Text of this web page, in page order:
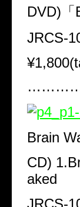
DVD)「
JRCS-
¥1,800(
Brain
CD)
aked